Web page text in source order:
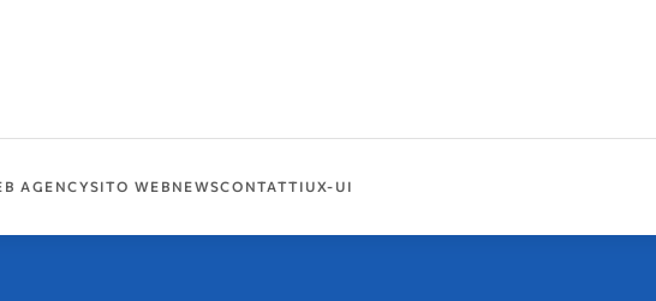
AGENCYSITO WEB NEWSCONTATTI UX-UI